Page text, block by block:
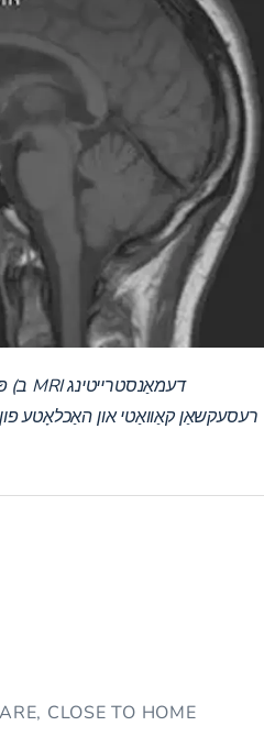
רעסעקשאַן קאַוואַטי און האַכלאָטע
CLOSE TO HOME